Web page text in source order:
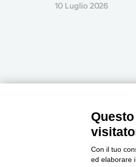
10 Luglio 2026
Con il tuo
ed elaborare